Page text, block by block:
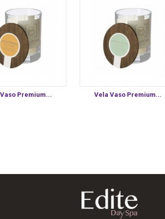
Premium... Vela Vaso Premium...